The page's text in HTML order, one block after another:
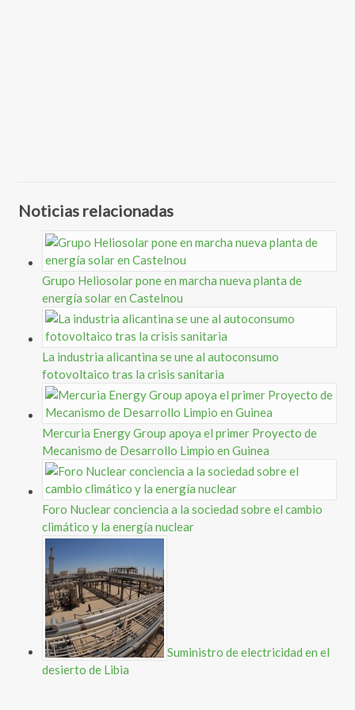
Noticias relacionadas
Grupo Heliosolar pone en marcha nueva planta de
energía solar en Castelnou
La industria alicantina se une al autoconsumo
fotovoltaico tras la crisis sanitaria
Mercuria Energy Group apoya el primer Proyecto de
Mecanismo de Desarrollo Limpio en Guinea
Foro Nuclear conciencia a la sociedad sobre el cambio
climático y la energía nuclear
Suministro de electricidad en el
desierto de Libia